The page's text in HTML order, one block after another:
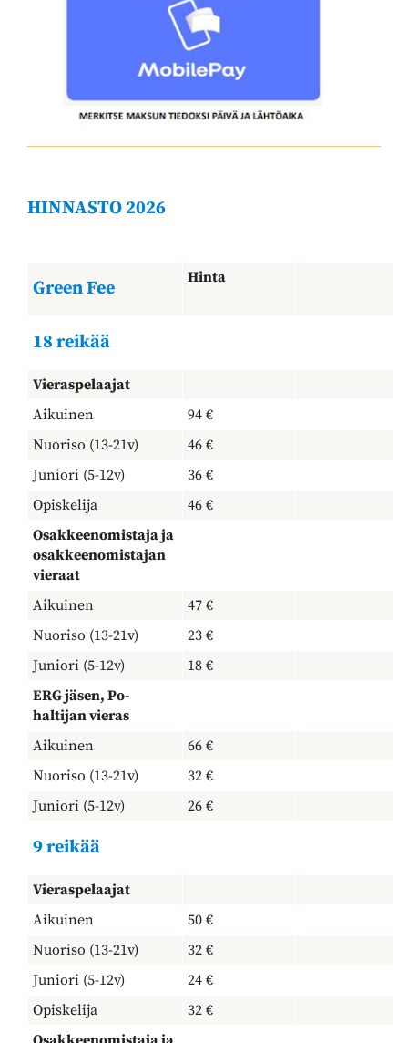
HINNASTO 2026
Green Fee Hinta
18 reikää
Vieraspelaajat
Aikuinen
94 €
Nuoriso (13-21v)
46 €
Juniori (5-12v)
36 €
Opiskelija
46 €
Osakkeenomistaja ja
osakkeenomistajan
vieraat
Aikuinen
47 €
Nuoriso (13-21v)
23 €
Juniori (5-12v)
18 €
ERG jäsen, Po-
haltijan vieras
Aikuinen
66 €
Nuoriso (13-21v)
32 €
Juniori (5-12v)
26 €
9 reikää
Vieraspelaajat
Aikuinen
50 €
Nuoriso (13-21v)
32 €
Juniori (5-12v)
24 €
Opiskelija
32 €